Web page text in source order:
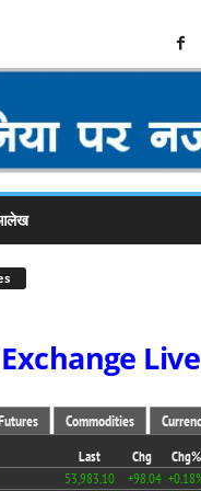
Live